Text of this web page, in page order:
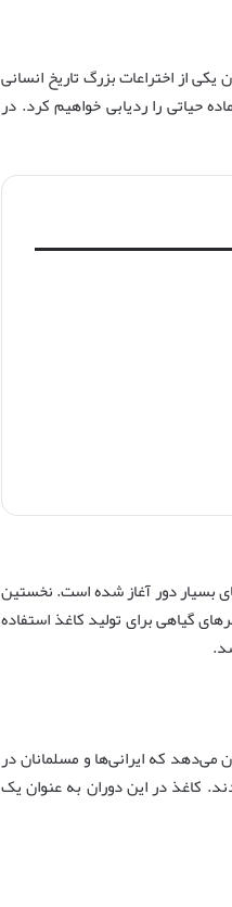
از اختراعات بزرگ تاریخ انسانی
حیاتی را ردیابی خواهیم کرد. در
بسیار دور آغاز شده است. نخستین
گیاهی برای تولید کاغذ استفاده
می‌دهد که ایرانی‌ها و مسلمانان در
کاغذ در این دوران به عنوان یک